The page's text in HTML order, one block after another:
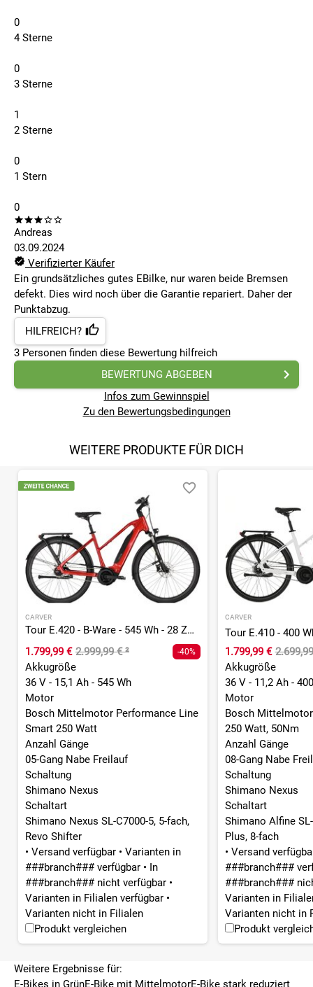
0
4 Sterne
0
3 Sterne
1
2 Sterne
0
1 Stern
0
Andreas
03.09.2024
Verifizierter Käufer
Ein grundsätzliches gutes EBilke, nur waren beide Bremsen
defekt. Dies wird noch über die Garantie repariert. Daher der
Punktabzug.
HILFREICH?
3 Personen finden diese Bewertung hilfreich
BEWERTUNG ABGEBEN
Infos zum Gewinnspiel
Zu den Bewertungsbedingungen
WEITERE PRODUKTE FÜR DICH
CARVER
Tour E.420 - B-Ware - 545 Wh - 28 Zoll - Trapez
1.799,99 € 2.999,99 €² -40%
Akkugröße
36 V - 15,1 Ah - 545 Wh
Motor
Bosch Mittelmotor Performance Line
Smart 250 Watt
Anzahl Gänge
05-Gang Nabe Freilauf
Schaltung
Shimano Nexus
Schaltart
Shimano Nexus SL-C7000-5, 5-fach,
Revo Shifter
• Versand verfügbar • Varianten in
###branch### verfügbar • In
###branch### nicht verfügbar •
Varianten in Filialen verfügbar •
Varianten nicht in Filialen
Produkt vergleichen
CARVER
1.799,99 €
Akkugröße
36 V - 11,2 Ah -
Motor
Bosch
250 Watt, 50Nm
Anzahl Gänge
08-Gang Nabe
Schaltung
Shimano Nexus
Schaltart
Shimano Alfine
Plus, 8-fach
• Versand
###branch###
###branch###
Varianten in
Varianten nicht in
Produkt
Weitere Ergebnisse für:
E-Bikes in GrünE-Bike mit MittelmotorE-Bike stark reduziert